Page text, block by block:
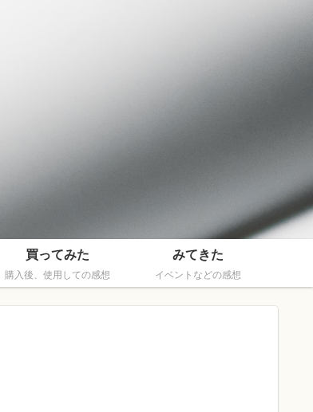
買ってみた
購入後、使用しての感想
みてきた
イベントなどの感想